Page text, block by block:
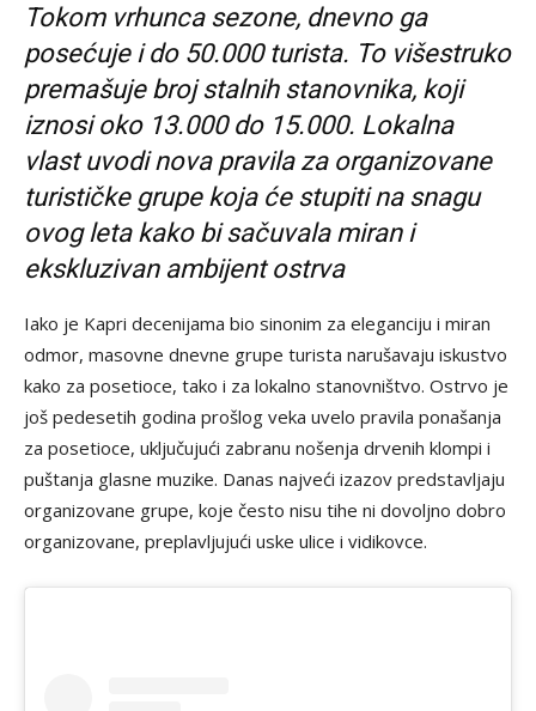
Tokom vrhunca sezone, dnevno ga
posećuje i do 50.000 turista. To višestruko
premašuje broj stalnih stanovnika, koji
iznosi oko 13.000 do 15.000. Lokalna
vlast uvodi nova pravila za organizovane
turističke grupe koja će stupiti na snagu
ovog leta kako bi sačuvala miran i
ekskluzivan ambijent ostrva
Iako je Kapri decenijama bio sinonim za eleganciju i miran
odmor, masovne dnevne grupe turista narušavaju iskustvo
kako za posetioce, tako i za lokalno stanovništvo. Ostrvo je
još pedesetih godina prošlog veka uvelo pravila ponašanja
za posetioce, uključujući zabranu nošenja drvenih klompi i
puštanja glasne muzike. Danas najveći izazov predstavljaju
organizovane grupe, koje često nisu tihe ni dovoljno dobro
organizovane, preplavljujući uske ulice i vidikovce.